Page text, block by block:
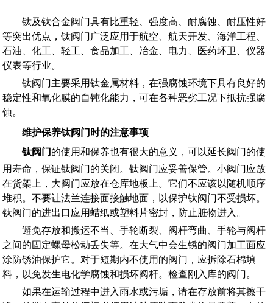
钛及钛合金阀门具有比重轻、强度高、耐腐蚀、耐压性好
等突出优点，钛阀门广泛应用于航空、航天开发、海洋工程、
石油、化工、轻工、食品加工、冶金、电力、医药环卫、仪器
仪表等行业。
钛阀门主要采用钛金属材料，在强腐蚀环境下具有良好的
稳定性和氧化膜的自钝化能力，可在各种恶劣工况下抵抗强腐
蚀。
维护保养钛阀门时的注意事项
钛阀门 的使用和保养也有很大的意义，可以延长阀门的使
用寿命，保证钛阀门的关闭。钛阀门应妥善保管。小阀门应放
在货架上，大阀门应放在仓库地板上。它们不应该以随机顺序
堆积。不要让法兰连接面接触地面，以保护钛阀门不受损坏。
钛阀门的进出口应用蜡纸或塑料片密封，防止脏物进入。
避免存放和搬运不当、手轮断裂、阀杆弯曲、手轮与阀杆
之间的固定螺母松动丢失等。在大气中会生锈的阀门加工面应
涂防锈油保护它。对于短期内不使用的阀门，应拆除石棉填
料，以免发生电化学腐蚀和损坏阀杆。检查刚入库的阀门。
如果在运输过程中进入雨水或污垢，请在存放前将其擦干